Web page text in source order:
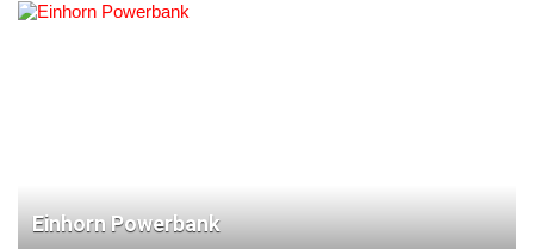
Einhorn Powerbank